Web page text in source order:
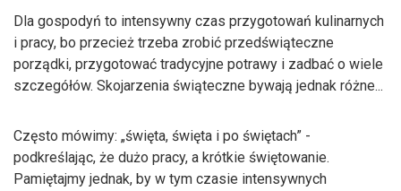
Dla gospodyń to intensywny czas przygotowań kulinarnych
i pracy, bo przecież trzeba zrobić przedświąteczne
porządki, przygotować tradycyjne potrawy i zadbać o wiele
szczegółów. Skojarzenia świąteczne bywają jednak różne...
Często mówimy: „święta, święta i po świętach” -
podkreślając, że dużo pracy, a krótkie świętowanie.
Pamiętajmy jednak, by w tym czasie intensywnych